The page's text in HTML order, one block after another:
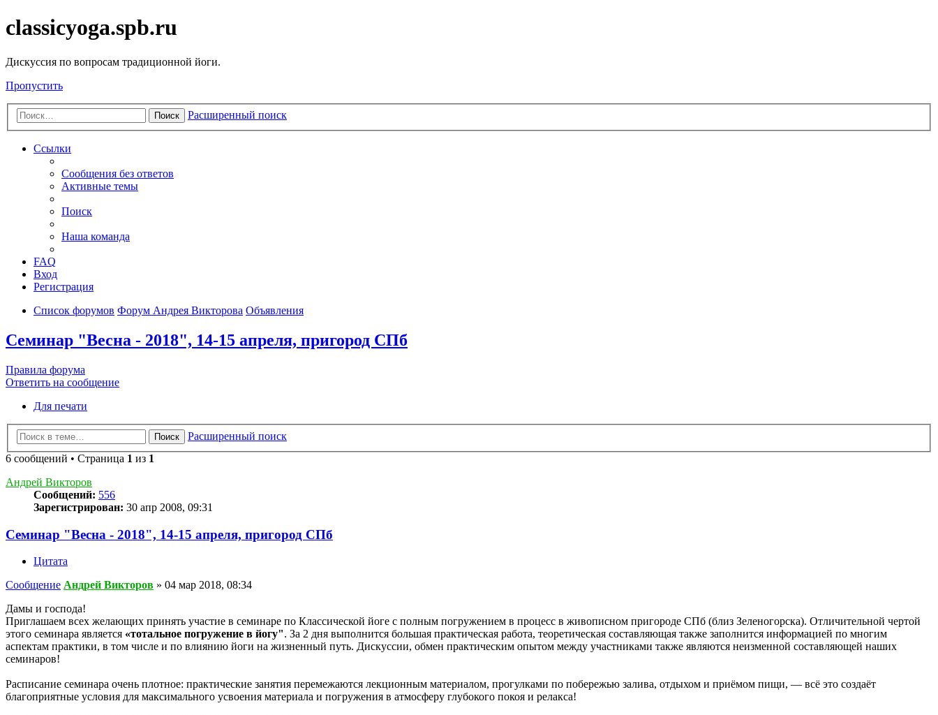
classicyoga.spb.ru
Дискуссия по вопросам традиционной йоги.
Пропустить
Поиск Расширенный поиск
Ссылки
Сообщения без ответов
Активные темы
Поиск
Наша команда
FAQ
Вход
Регистрация
Список форумов Форум Андрея Викторова Объявления
Семинар "Весна - 2018", 14-15 апреля, пригород СПб
Правила форума
Ответить на сообщение
Для печати
Поиск
Расширенный поиск
6 сообщений • Страница 1 из 1
Андрей Викторов
Сообщений: 556
Зарегистрирован: 30 апр 2008, 09:31
Семинар "Весна - 2018", 14-15 апреля, пригород СПб
Цитата
Сообщение Андрей Викторов » 04 мар 2018, 08:34
Дамы и господа!
Приглашаем всех желающих принять участие в семинаре по Классической йоге с полным погружением в процесс в живописном пригороде СПб (близ Зеленогорска). Отличительной чертой
этого семинара является «тотальное погружение в йогу". За 2 дня выполнится большая практическая работа, теоретическая составляющая также заполнится информацией по многим
аспектам практики, в том числе и по влиянию йоги на жизненный путь. Дискуссии, обмен практическим опытом между участниками также являются неизменной составляющей наших
семинаров!
Расписание семинара очень плотное: практические занятия перемежаются лекционным материалом, прогулками по побережью залива, отдыхом и приёмом пищи, — всё это создаёт
благоприятные условия для максимального усвоения материала и погружения в атмосферу глубокого покоя и релакса!